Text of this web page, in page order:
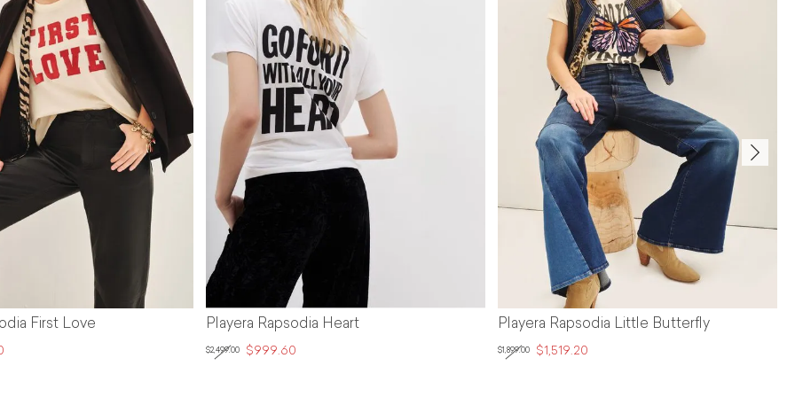
Playera Rapsodia Heart Playera Rapsodia Little Butterfly Playera Rapsodia